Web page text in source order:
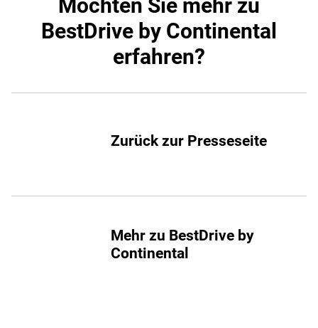
Möchten Sie mehr zu
BestDrive by Continental
erfahren?
Zurück zur Presseseite
Mehr zu BestDrive by
Continental